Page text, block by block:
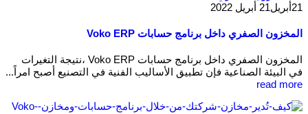
21أبريل21 أبريل 2022
المخزون الصفري داخل برنامج حسابات Voko ERP
المخزون الصفري داخل برنامج حسابات Voko ERP ،نتيجة التغيرات
في البيئة الصناعية فإن تطبيق الأساليب الفنية في التصنيع أصبح امراً...
read more